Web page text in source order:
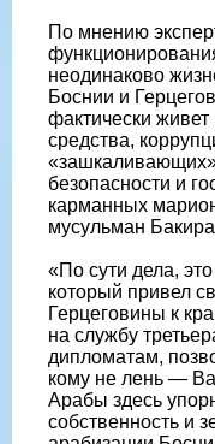
По мнению
неодинаково
Боснии и
фактически
средства,
безопасности и
карманных
мусульман
«По сути дела,
который привел
Герцеговины к
на службу
дипломатам,
кому не лень —
Арабы здесь
собственность и